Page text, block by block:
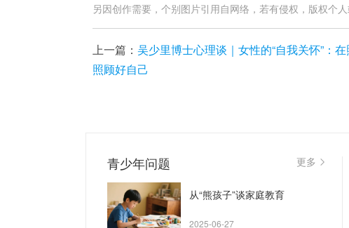
另因创作需要，个别图片引用自网络，若有侵权，版权个
上一篇： 吴少里博士心理谈｜女性的“自我关怀”：
照顾好自己
青少年问题 更多
从“熊孩子”谈家庭教育
2025-06-27